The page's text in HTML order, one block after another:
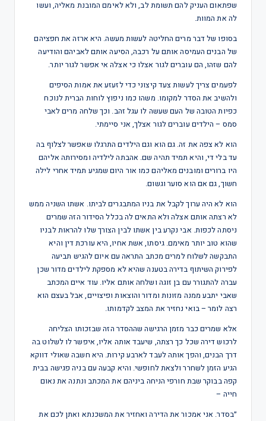
שפתאום העניק להם תשומת לב, ולא לאימם המובנת מאליה, ועשו
לה את המוות.
בסופו של דבר מרים החליטה לעשות מעשה. היא ארזה את חפציהם
של הבנים העמיסה אותם על רכבה, הסיעה אותם לאביהם והודיעה
להם שזהו, הם עוברים לגור אצלו כי אצלה אי אפשר לגור יותר.
לפעמים צריך לעשות צעד קיצוני כדי לזעזע את אמות הסיפים
ולהשיב את הסדר למקומו. משהו כמו ניפוץ לוחות הברית לנוכח
כפיות הטובה של העם שעשה לו עגל זהב. וכך שלחה מרים לאבי
סמס – הילדים עוברים לגור אצלך, אני סיימתי.
הוא לא צפה את זה. גם הוא וגם הילדים התרגלו שאפשר לצלוף בה
עד בלי די, והיא תמיד תהיה שם. אהבתה לילדיה ומסירותה אליהם
היו ברורים ומובנים מאליהם כמו אור היום שמגיע תמיד אחרי לילה
חשוך, גם אם הוא סוער וגשום.
הוא לא היה ערוך לקבל את בניו המתבגרים לביתו. אשתו השניה ממש
לא רצתה אותם אצלה ולא התאים לה בכלל הסידור הזה שמרים
ניסתה לכפות. אבי נקרע בין אשתו לבין הצורך שלו להראות לבניו
שהוא טוב יותר מאימם. גיסתו, אשת אחיו, היא עורכת דין והיא
התבקשה לשלוח למרים מכתב התראה עם איום להגיש תביעה
לפירוק השיתוף בדירה בטענה שהיא לא מספקת לילדים מדור שכן
עברה להתגורר עם בן זוגה ושלחה אותם אליו. עוד איים המכתב
שאבי יתבע ממנה מזונות ומדור והוצאות ופיצויים, אבל בעצם הוא
רצה לומר – בואי נחזיר את המצב לקדמותו.
אלא שמרים כבר מזמן הרגישה שההסדר הזה שבזכותו הצליחה
לרכוש דירה שכל כך רצתה, שיעבד אותה אליו, איפשר לו לשלוט בה
דרך הבנים, והפך אותה לעבד לארבע קירות. היא חשבה שאולי דווקא
הגיע הזמן לשחרר ולצאת לחופשי. והיא קבעה עם בניה פגישה בבית
קפה בבוקר שבת חורפי הניחה ביניהם את המכתב ונתנה את נאום
חייה –
״בסדר. אני אמכור את הדירה ואחזיר את המשכנתא ואתן לכם את